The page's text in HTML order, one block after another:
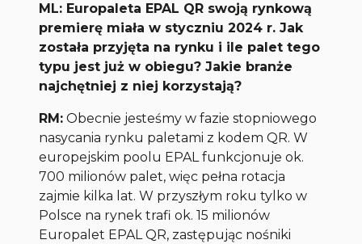
ML: Europaleta EPAL QR swoją rynkową
premierę miała w styczniu 2024 r. Jak
została przyjęta na rynku i ile palet tego
typu jest już w obiegu? Jakie branże
najchętniej z niej korzystają?
RM: Obecnie jesteśmy w fazie stopniowego
nasycania rynku paletami z kodem QR. W
europejskim poolu EPAL funkcjonuje ok.
700 milionów palet, więc pełna rotacja
zajmie kilka lat. W przyszłym roku tylko w
Polsce na rynek trafi ok. 15 milionów
Europalet EPAL QR, zastępując nośniki